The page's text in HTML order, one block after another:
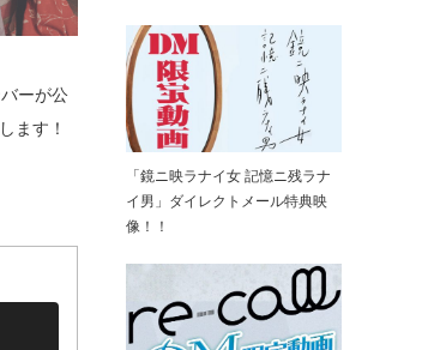
ーが公
ます！
「鏡ニ映ラナイ女 記憶ニ残ラナ
イ男」ダイレクトメール特典映
像！！